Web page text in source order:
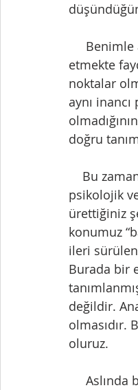
etmekte
noktalar
aynı
doğru
psikolojik
ürettiğiniz
konumuz
ileri
Burada bir
değildir.
olmasıdır.
oluruz.